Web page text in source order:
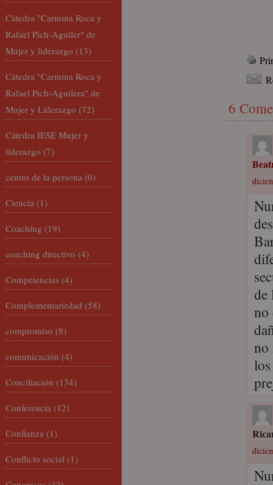
6
de
no
no
Cátedra "Carmina Roca y
Rafael Pich-Aguiler" de
Mujer y liderazgo (13)
Cátedra "Carmina Roca y
Rafael Pich-Aguilera" de
Mujer y Liderazgo (72)
Cátedra IESE Mujer y
liderazgo (7)
centro de la persona (0)
Ciencia (1)
Coaching (19)
coaching directivo (4)
Competencias (4)
Complementariedad (58)
compromiso (8)
comunicación (4)
Conciliación (134)
Conferencia (12)
Confianza (1)
Conflicto social (1)